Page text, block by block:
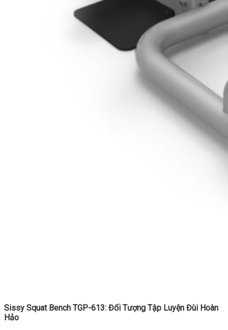
Sissy Squat Bench TGP-613: Đối Tượng Tập Luyện Đùi Hoàn
Hảo